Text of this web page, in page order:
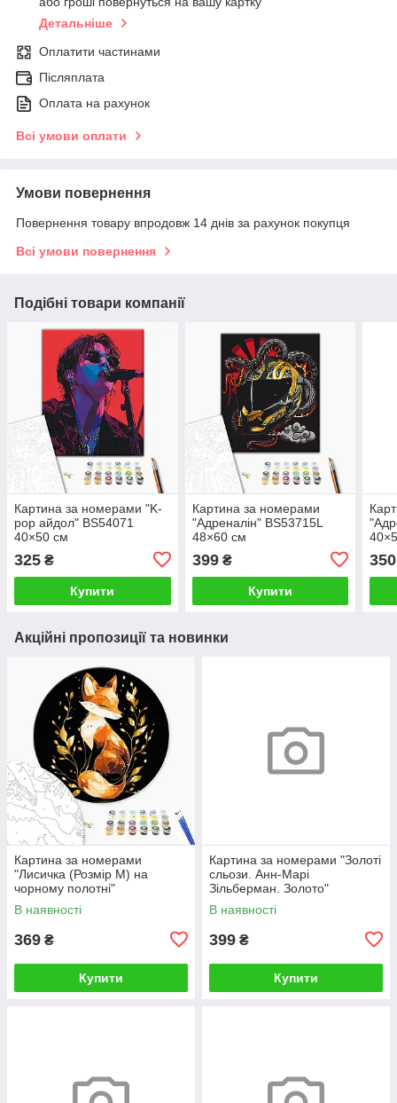
Детальніше
Оплатити частинами
Післяплата
Оплата на рахунок
Всі умови оплати
Умови повернення
Повернення товару впродовж 14 днів за рахунок покупця
Всі умови повернення
Подібні товари компанії
Картина за номерами "K-
pop айдол" BS54071
40×50 см
325 ₴
Купити
Картина за номерами
"Адреналін" BS53715L
48×60 см
399₴
Купити
350
Акційні пропозиції та новинки
Картина за номерами
"Лисичка (Розмір М) на
чорному полотні"
RCB00126М 30
В наявності
369 ₴
Купити
Картина за номерами "Золоті
сльози. Анн-Марі
Зільберман. Золото"
BS52812L 48×60 см
В наявності
399 ₴
Купити